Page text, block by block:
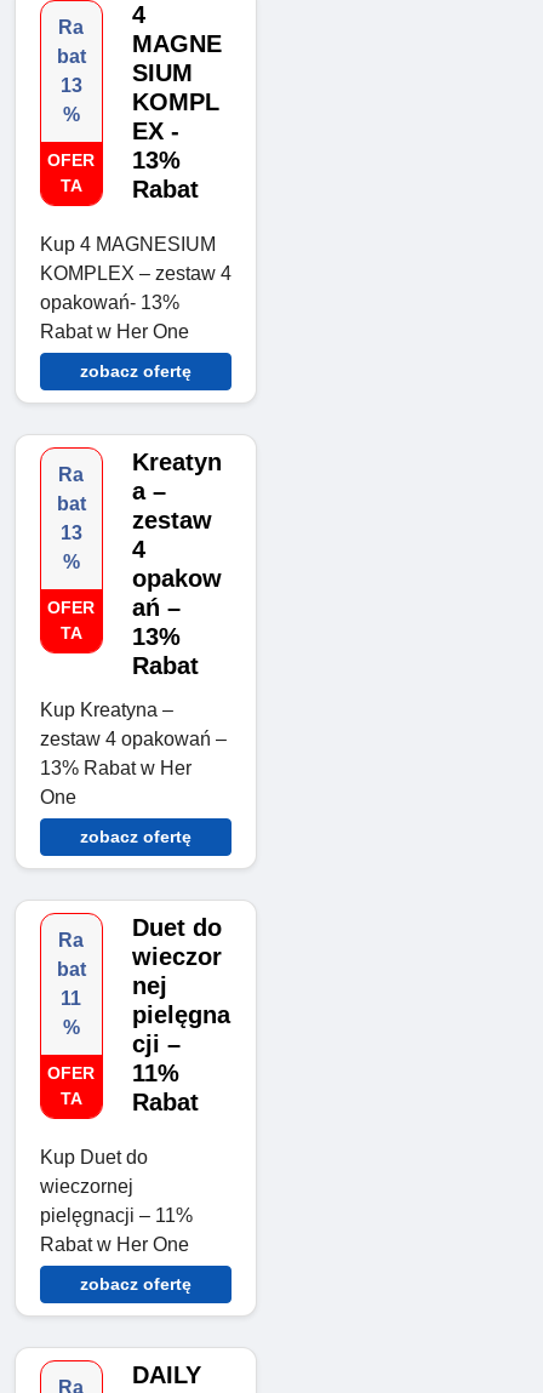
Ra
bat
13
%
OFER
TA
4
MAGNE
SIUM
KOMPL
EX -
13%
Rabat
Kup 4 MAGNESIUM
KOMPLEX – zestaw 4
opakowań- 13%
Rabat w Her One
zobacz ofertę
Ra
bat
13
%
OFER
TA
Kreatyn
a –
zestaw
4
opakow
ań –
13%
Rabat
Kup Kreatyna –
zestaw 4 opakowań –
13% Rabat w Her
One
zobacz ofertę
Ra
bat
11
%
OFER
TA
Duet do
wieczor
nej
pielęgna
cji –
11%
Rabat
Kup Duet do
wieczornej
pielęgnacji – 11%
Rabat w Her One
zobacz ofertę
Ra
DAILY